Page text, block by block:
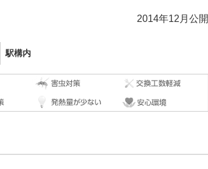
2014年12月公開
駅構内